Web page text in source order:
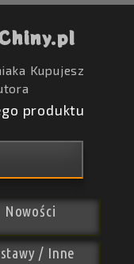
Kupujesz
produktu
Nowości
/ Inne